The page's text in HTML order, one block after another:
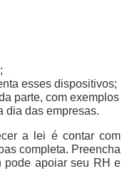
esses dispositivos;
parte, com exemplos
dia das empresas.
a lei é contar com
completa. Preencha
pode apoiar seu RH e